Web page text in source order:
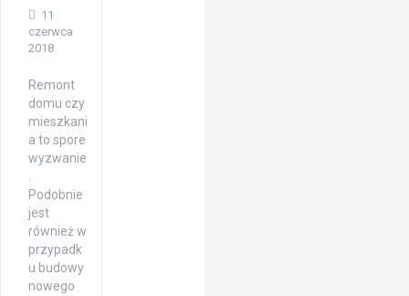
11
czerwca
2018
Remont
domu czy
mieszkani
a to spore
wyzwanie
.
Podobnie
jest
również w
przypadk
u budowy
nowego